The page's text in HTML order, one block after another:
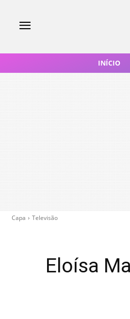
INÍCIO
Capa Televisão
Eloísa